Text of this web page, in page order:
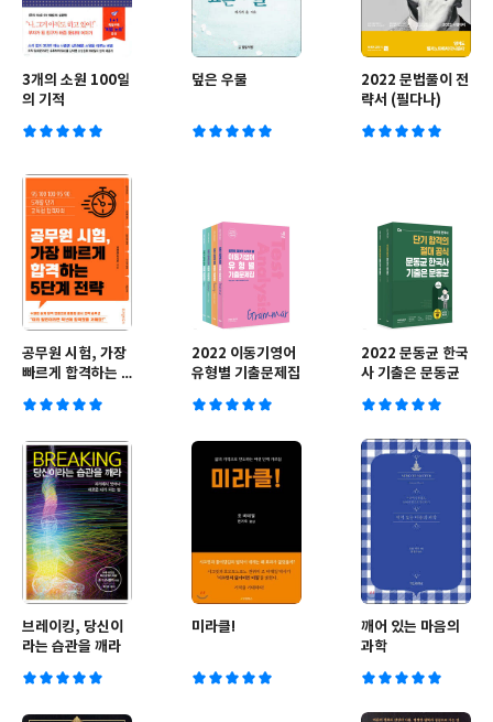
3개의 소원 100일
의 기적
덮은 우물
2022 문법풀이 전
략서 (필다나)
공무원 시험, 가장
빠르게 합격하는 5
2022 이동기영어
유형별 기출문제집
2022 문동균 한국
사 기출은 문동균
브레이킹, 당신이
라는 습관을 깨라
미라클!
깨어 있는 마음의
과학